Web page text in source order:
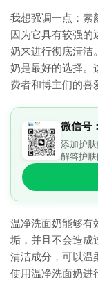
我想强调一点：素
因为它具有较强的
奶来进行彻底清洁
奶是最好的选择。
费者和博主们的喜
微信号：
添加护
解答护
温净洗面奶能够有
垢，并且不会造成
清洁成分，可以温
使用温净洗面奶进